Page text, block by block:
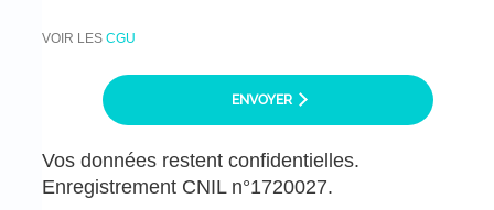
VOIR LES CGU
ENVOYER
Vos données restent confidentielles.
Enregistrement CNIL n°1720027.